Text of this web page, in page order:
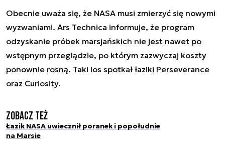
Obecnie uważa się, że NASA musi zmierzyć się nowymi
wyzwaniami. Ars Technica informuje, że program
odzyskanie próbek marsjańskich nie jest nawet po
wstępnym przeglądzie, po którym zazwyczaj koszty
ponownie rosną. Taki los spotkał łaziki Perseverance
oraz Curiosity.
Zobacz też
Łazik NASA uwiecznił poranek i popołudnie
na Marsie